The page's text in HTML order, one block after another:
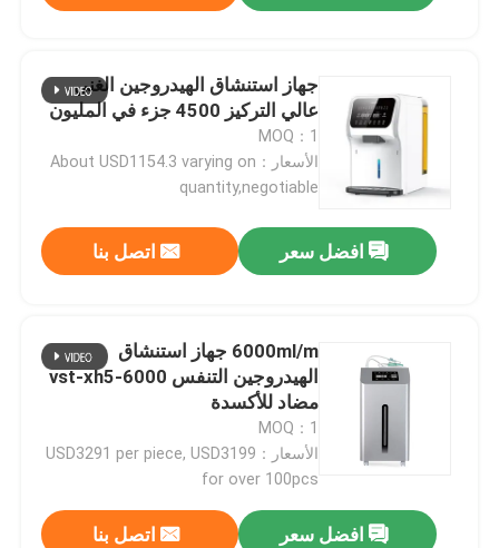
جهاز استنشاق الهيدروجين الغني
عالي التركيز 4500 جزء في المليون
MOQ：1
الأسعار：About USD1154.3 varying on
quantity,negotiable
افضل سعر اتصل بنا
6000ml/m جهاز استنشاق
الهيدروجين التنفس vst-xh5-6000
مضاد للأكسدة
MOQ：1
الأسعار：USD3291 per piece, USD3199
for over 100pcs
افضل سعر اتصل بنا